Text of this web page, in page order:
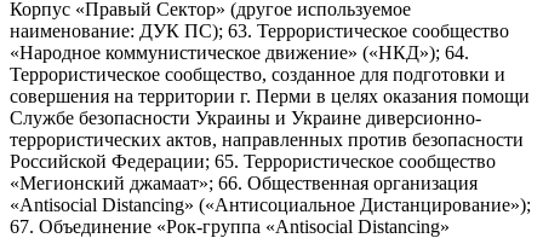
Корпус «Правый Сектор» (другое используемое
наименование: ДУК ПС); 63. Террористическое сообщество
«Народное коммунистическое движение» («НКД»); 64.
Террористическое сообщество, созданное для подготовки и
совершения на территории г. Перми в целях оказания помощи
Службе безопасности Украины и Украине диверсионно-
террористических актов, направленных против безопасности
Российской Федерации; 65. Террористическое сообщество
«Мегионский джамаат»; 66. Общественная организация
«Antisocial Distancing» («Антисоциальное Дистанцирование»);
67. Объединение «Рок-группа «Antisocial Distancing»